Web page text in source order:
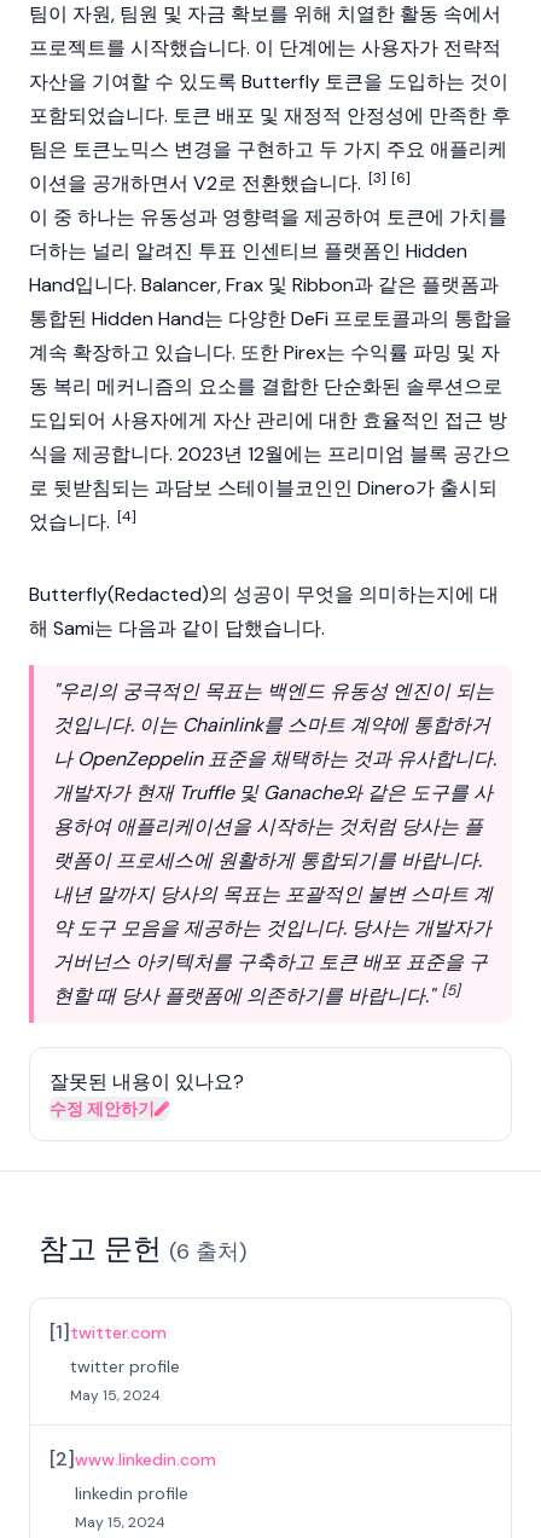
팀이 자원, 팀원 및 자금 확보를 위해 치열한 활동 속에서
프로젝트를 시작했습니다. 이 단계에는 사용자가 전략적
자산을 기여할 수 있도록 Butterfly 토큰을 도입하는 것이
포함되었습니다. 토큰 배포 및 재정적 안정성에 만족한 후
팀은 토큰노믹스 변경을 구현하고 두 가지 주요 애플리케
이션을 공개하면서 V2로 전환했습니다. [3] [6]
이 중 하나는 유동성과 영향력을 제공하여 토큰에 가치를
더하는 널리 알려진 투표 인센티브 플랫폼인 Hidden
Hand입니다. Balancer,Frax 및 Ribbon과 같은 플랫폼과
통합된 Hidden Hand는 다양한DeFi 프로토콜과의 통합을
계속 확장하고 있습니다. 또한 Pirex는 수익률 파밍 및 자
동 복리 메커니즘의 요소를 결합한 단순화된 솔루션으로
도입되어 사용자에게 자산 관리에 대한 효율적인 접근 방
식을 제공합니다. 2023년 12월에는 프리미엄 블록 공간으
로 뒷받침되는 과담보 스테이블코인인 Dinero가 출시되
었습니다. [4]
Butterfly(Redacted)의 성공이 무엇을 의미하는지에 대
해 Sami는 다음과 같이 답했습니다.
"우리의 궁극적인 목표는 백엔드 유동성 엔진이 되는
것입니다. 이는 Chainlink를 스마트 계약에 통합하거
나 OpenZeppelin 표준을 채택하는 것과 유사합니다.
개발자가 현재 Truffle 및 Ganache와 같은 도구를 사
용하여 애플리케이션을 시작하는 것처럼 당사는 플
랫폼이 프로세스에 원활하게 통합되기를 바랍니다.
내년 말까지 당사의 목표는 포괄적인 불변 스마트 계
약 도구 모음을 제공하는 것입니다. 당사는 개발자가
거버넌스 아키텍처를 구축하고 토큰 배포 표준을 구
현할 때 당사 플랫폼에 의존하기를 바랍니다." [5]
잘못된 내용이 있나요?
수정 제안하기
참고 문헌 (6 출처)
[1] twitter.com
twitter profile
May 15, 2024
[2]www.linkedin.com
linkedin profile
May 15, 2024